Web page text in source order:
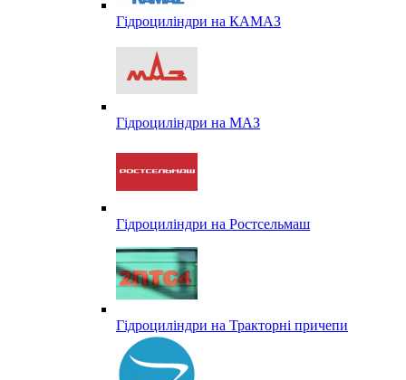
Гідроциліндри на КАМАЗ
Гідроциліндри на МАЗ
Гідроциліндри на Ростсельмаш
Гідроциліндри на Тракторні причепи